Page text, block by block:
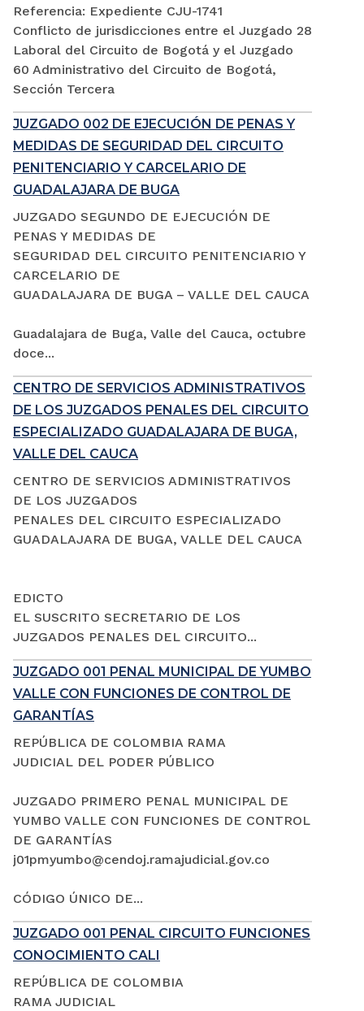
Referencia: Expediente CJU-1741
Conflicto de jurisdicciones entre el Juzgado 28
Laboral del Circuito de Bogotá y el Juzgado
60 Administrativo del Circuito de Bogotá,
Sección Tercera
JUZGADO 002 DE EJECUCIÓN DE PENAS Y
MEDIDAS DE SEGURIDAD DEL CIRCUITO
PENITENCIARIO Y CARCELARIO DE
GUADALAJARA DE BUGA
JUZGADO SEGUNDO DE EJECUCIÓN DE
PENAS Y MEDIDAS DE
SEGURIDAD DEL CIRCUITO PENITENCIARIO Y
CARCELARIO DE
GUADALAJARA DE BUGA – VALLE DEL CAUCA
Guadalajara de Buga, Valle del Cauca, octubre
doce...
CENTRO DE SERVICIOS ADMINISTRATIVOS
DE LOS JUZGADOS PENALES DEL CIRCUITO
ESPECIALIZADO GUADALAJARA DE BUGA,
VALLE DEL CAUCA
CENTRO DE SERVICIOS ADMINISTRATIVOS
DE LOS JUZGADOS
PENALES DEL CIRCUITO ESPECIALIZADO
GUADALAJARA DE BUGA, VALLE DEL CAUCA
EDICTO
EL SUSCRITO SECRETARIO DE LOS
JUZGADOS PENALES DEL CIRCUITO...
JUZGADO 001 PENAL MUNICIPAL DE YUMBO
VALLE CON FUNCIONES DE CONTROL DE
GARANTÍAS
REPÚBLICA DE COLOMBIA RAMA
JUDICIAL DEL PODER PÚBLICO
JUZGADO PRIMERO PENAL MUNICIPAL DE
YUMBO VALLE CON FUNCIONES DE CONTROL
DE GARANTÍAS
j01pmyumbo@cendoj.ramajudicial.gov.co
CÓDIGO ÚNICO DE...
JUZGADO 001 PENAL CIRCUITO FUNCIONES
CONOCIMIENTO CALI
REPÚBLICA DE COLOMBIA
RAMA JUDICIAL